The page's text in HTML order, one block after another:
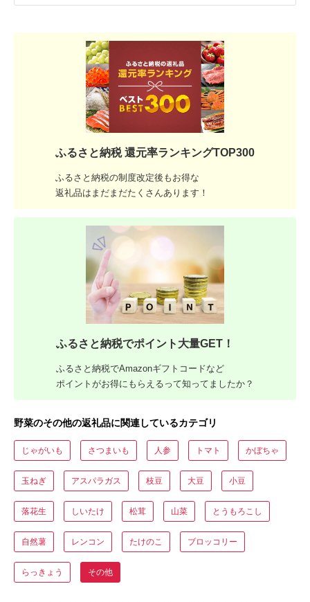
ふるさと納税 還元率ランキングTOP300
ふるさと納税の制度改定後もお得な
返礼品はまだまだたくさんあります！
ふるさと納税でポイント大量GET！
ふるさと納税でAmazonギフトコードなど
ポイントがお得にもらえるって知ってましたか？
野菜のその他の返礼品に関連しているカテゴリ
じゃがいも さつまいも 人参 トマト かぼちゃ
玉ねぎ アスパラガス 枝豆 大豆 小豆
落花生 しいたけ 松茸 山菜 とうもろこし
自然薯 レンコン たけのこ ブロッコリー
らっきょう その他